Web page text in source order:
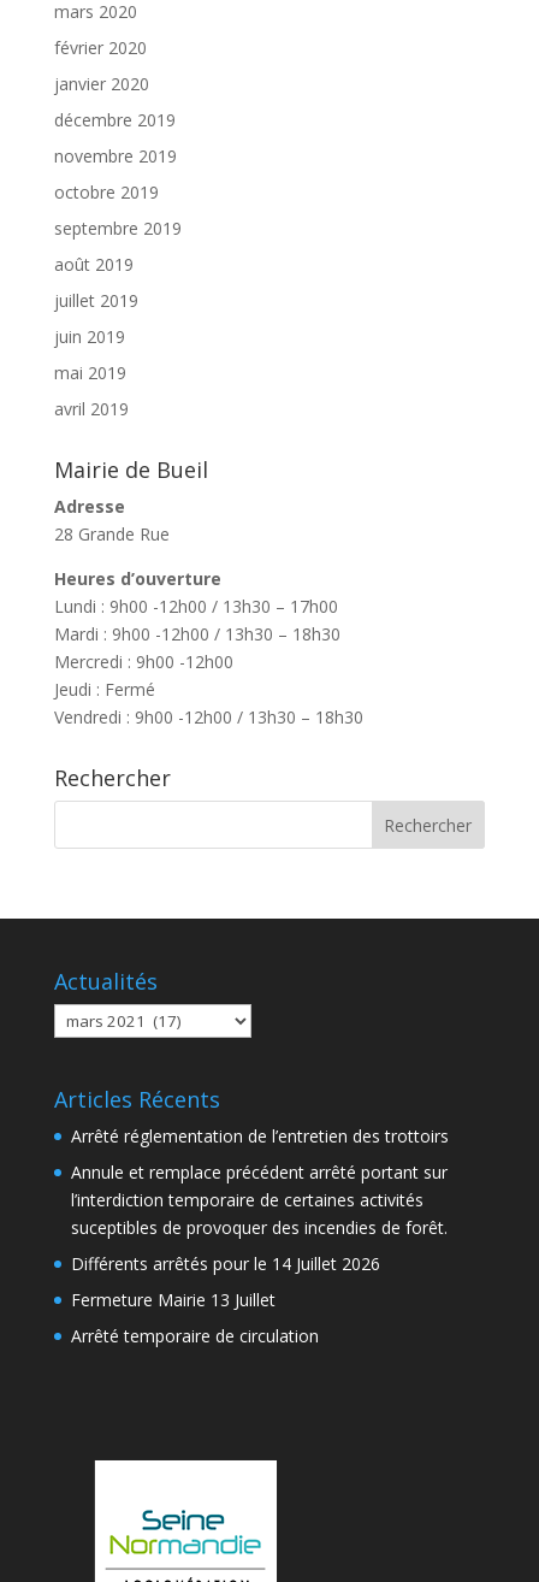
mars 2020
février 2020
janvier 2020
décembre 2019
novembre 2019
octobre 2019
septembre 2019
août 2019
juillet 2019
juin 2019
mai 2019
avril 2019
Mairie de Bueil
Adresse
28 Grande Rue
Heures d’ouverture
Lundi : 9h00 -12h00 / 13h30 – 17h00
Mardi : 9h00 -12h00 / 13h30 – 18h30
Mercredi : 9h00 -12h00
Jeudi : Fermé
Vendredi : 9h00 -12h00 / 13h30 – 18h30
Rechercher
Actualités
Actualités
Articles Récents
Arrêté réglementation de l’entretien des trottoirs
Annule et remplace précédent arrêté portant sur
l’interdiction temporaire de certaines activités
suceptibles de provoquer des incendies de forêt.
Différents arrêtés pour le 14 Juillet 2026
Fermeture Mairie 13 Juillet
Arrêté temporaire de circulation